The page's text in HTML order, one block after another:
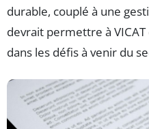
durable, couplé à une
devrait permettre à
dans les défis à venir du